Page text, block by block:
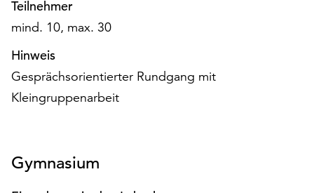
Funktionale
Cookies
werden
auch
ohne
Ihr
Möchten
Teilnehmer
mind. 10, max. 30
Hinweis
Gesprächsorientierter Rundgang mit
Kleingruppenarbeit
Gymnasium